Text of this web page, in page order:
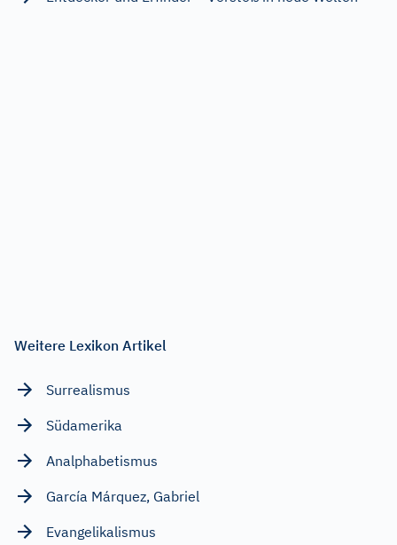
Weitere Lexikon Artikel
Surrealismus
Südamerika
Analphabetismus
García Márquez, Gabriel
Evangelikalismus